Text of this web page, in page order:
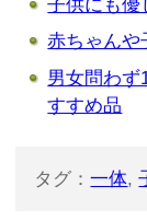
子供にも優
赤ちゃんや
男女問わず
すすめ品
タグ：一体,